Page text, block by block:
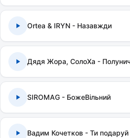
Ortea & IRYN - Назавжди
Дядя Жора, СолоХа -
SIROMAG - БожеВільний
Вадим Кочетков - Ти подаруй